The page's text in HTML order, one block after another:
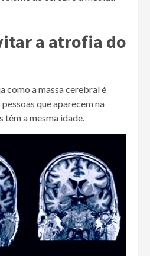
a atrofia do
como a massa cerebral é
que aparecem na
a mesma idade.